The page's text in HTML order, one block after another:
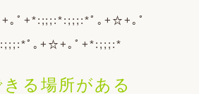
｡ﾟ+*:;;;:*:;;;:*ﾟ｡+☆+｡ﾟ
ﾟ｡+☆+｡ﾟ+*:;;;:*
る場所がある